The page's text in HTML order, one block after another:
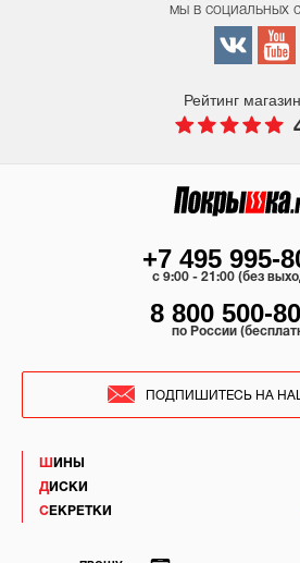
мы в социальных
Рейтинг
ШИНЫ
ДИСКИ
СЕКРЕТКИ
+7 495 995-
c 9:00 - 21:00 (без
8 800 500-
по России
ПОДПИШИТЕСЬ НА